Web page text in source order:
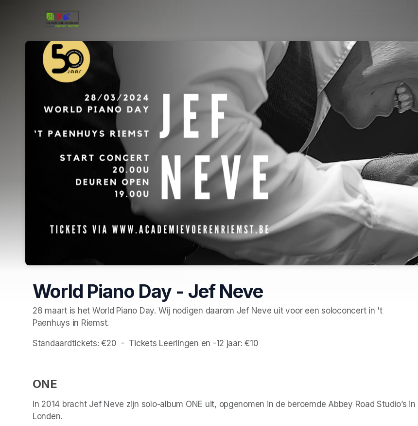
World Piano Day - Jef Neve
28 maart is het World Piano Day. Wij nodigen daarom Jef Neve uit voor een soloconcert in 't
Paenhuys in Riemst.
Standaardtickets: €20  -  Tickets Leerlingen en -12 jaar: €10
ONE
In 2014 bracht Jef Neve zijn solo-album ONE uit, opgenomen in de beroemde Abbey Road Studio’s in
Londen.